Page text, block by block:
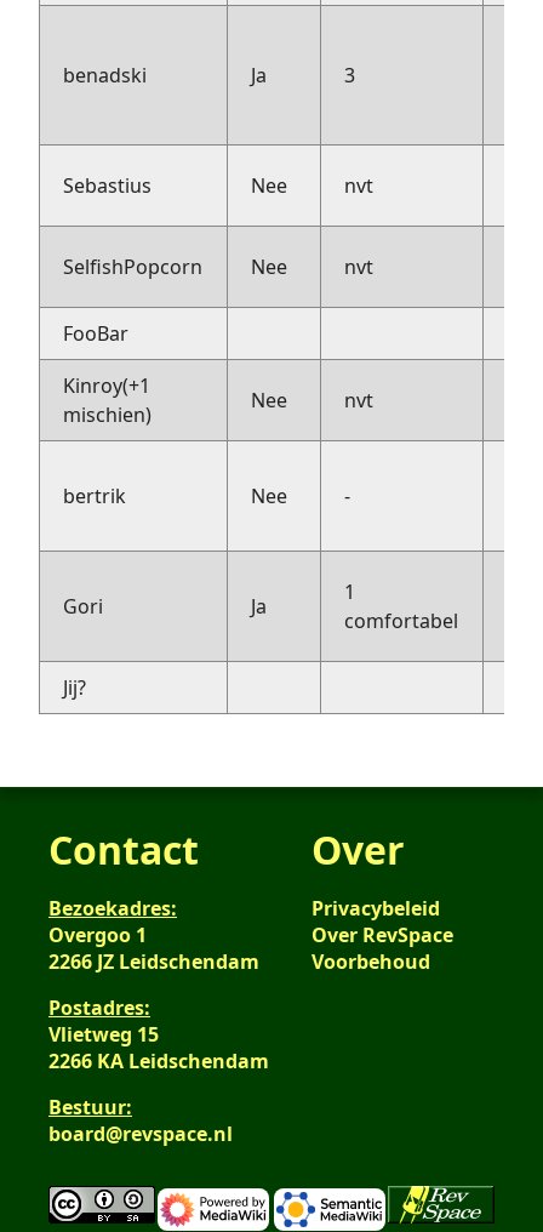
benadski Ja 3
Sebastius Nee nvt
SelfishPopcorn Nee nvt
FooBar
Kinroy(+1
mischien)
Nee nvt
bertrik Nee -
Gori Ja
1
comfortabel
Jij?
Contact
Bezoekadres:
Overgoo 1
2266 JZ Leidschendam
Postadres:
Vlietweg 15
2266 KA Leidschendam
Bestuur:
board@revspace.nl
Over
Privacybeleid
Over RevSpace
Voorbehoud